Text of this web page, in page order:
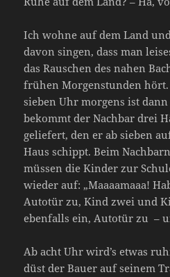
Ich wohne auf dem Land
davon singen, dass man
das Rauschen des nahen
frühen Morgenstunden hört.
sieben Uhr morgens ist dann
bekommt der Nachbar drei
geliefert, den er ab sieben
Haus schippt. Beim
müssen die Kinder zur
wieder auf: „Maaaamaaa!
Autotür zu, Kind zwei und
ebenfalls ein, Autotür zu –
Ab acht Uhr wird’s etwas
düst der Bauer auf seinem